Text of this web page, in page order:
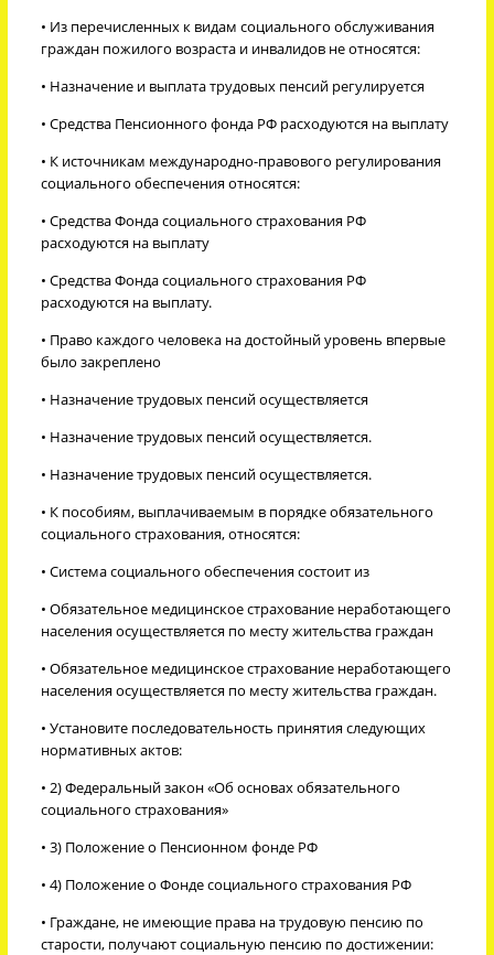
• Из перечисленных к видам социального обслуживания
граждан пожилого возраста и инвалидов не относятся:
• Назначение и выплата трудовых пенсий регулируется
• Средства Пенсионного фонда РФ расходуются на выплату
• К источникам международно-правового регулирования
социального обеспечения относятся:
• Средства Фонда социального страхования РФ
расходуются на выплату
• Средства Фонда социального страхования РФ
расходуются на выплату.
• Право каждого человека на достойный уровень впервые
было закреплено
• Назначение трудовых пенсий осуществляется
• Назначение трудовых пенсий осуществляется.
• Назначение трудовых пенсий осуществляется.
• К пособиям, выплачиваемым в порядке обязательного
социального страхования, относятся:
• Система социального обеспечения состоит из
• Обязательное медицинское страхование неработающего
населения осуществляется по месту жительства граждан
• Обязательное медицинское страхование неработающего
населения осуществляется по месту жительства граждан.
• Установите последовательность принятия следующих
нормативных актов:
• 2) Федеральный закон «Об основах обязательного
социального страхования»
• 3) Положение о Пенсионном фонде РФ
• 4) Положение о Фонде социального страхования РФ
• Граждане, не имеющие права на трудовую пенсию по
старости, получают социальную пенсию по достижении: